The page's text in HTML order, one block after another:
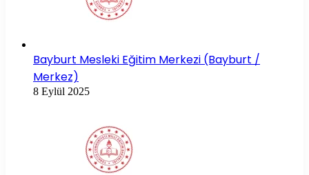
Bayburt Mesleki Eğitim Merkezi (Bayburt /
Merkez)
8 Eylül 2025